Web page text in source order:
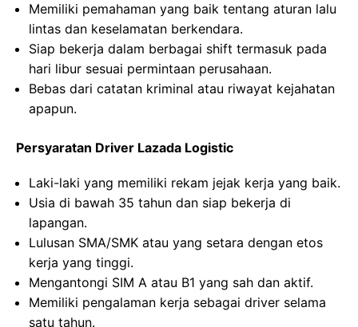
Memiliki pemahaman yang baik tentang aturan lalu
lintas dan keselamatan berkendara.
Siap bekerja dalam berbagai shift termasuk pada
hari libur sesuai permintaan perusahaan.
Bebas dari catatan kriminal atau riwayat kejahatan
apapun.
Persyaratan Driver Lazada Logistic
Laki-laki yang memiliki rekam jejak kerja yang baik.
Usia di bawah 35 tahun dan siap bekerja di
lapangan.
Lulusan SMA/SMK atau yang setara dengan etos
kerja yang tinggi.
Mengantongi SIM A atau B1 yang sah dan aktif.
Memiliki pengalaman kerja sebagai driver selama
satu tahun.